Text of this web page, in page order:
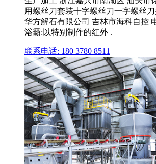
用螺丝刀套装十字螺丝刀一字螺丝
华方解石有限公司 吉林市海科自控
浴霸:以特别制作的红外 .
联系电话: 180 3780 8511